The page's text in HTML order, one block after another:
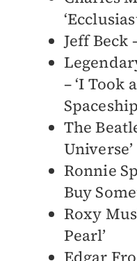
Jeff Beck
– ‘I Took
The
Universe’
Ronnie
Buy
Roxy
Pearl’